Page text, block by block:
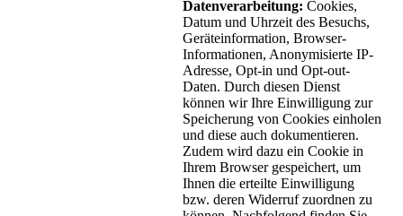
Datenverarbeitung: Cookies,
Datum und Uhrzeit des Besuchs,
Geräteinformation, Browser-
Informationen, Anonymisierte IP-
Adresse, Opt-in und Opt-out-
Daten. Durch diesen Dienst
können wir Ihre Einwilligung zur
Speicherung von Cookies einholen
und diese auch dokumentieren.
Zudem wird dazu ein Cookie in
Ihrem Browser gespeichert, um
Ihnen die erteilte Einwilligung
bzw. deren Widerruf zuordnen zu